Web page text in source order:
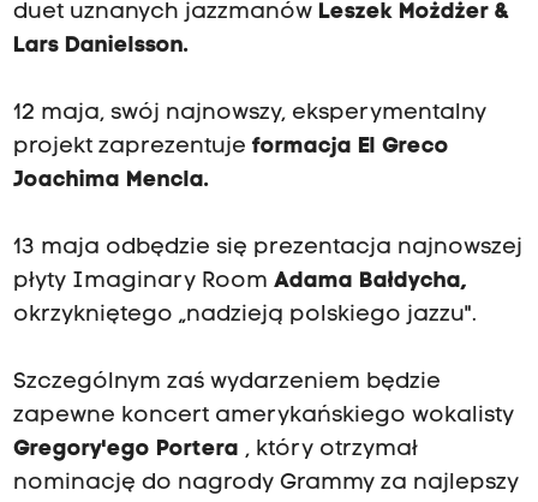
duet uznanych jazzmanów Leszek Możdżer &
Lars Danielsson.
12 maja, swój najnowszy, eksperymentalny
projekt zaprezentuje formacja El Greco
Joachima Mencla.
13 maja odbędzie się prezentacja najnowszej
płyty Imaginary Room Adama Bałdycha,
okrzykniętego „nadzieją polskiego jazzu".
Szczególnym zaś wydarzeniem będzie
zapewne koncert amerykańskiego wokalisty
Gregory'ego Portera , który otrzymał
nominację do nagrody Grammy za najlepszy